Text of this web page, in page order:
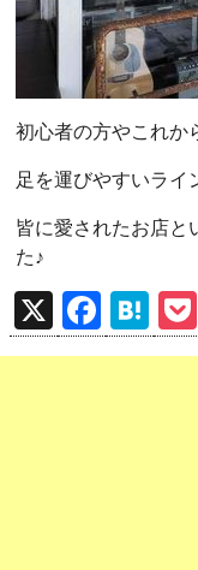
初心者の方やこれか
足を運びやすいライ
皆に愛されたお店と
た♪
X
F
a
H
at